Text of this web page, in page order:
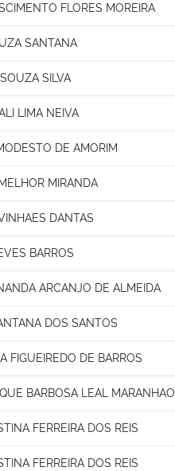
FLORES MOREIRA
SANTANA
SILVA
LIMA NEIVA
DE AMORIM
MIRANDA
DANTAS
BARROS
ARCANJO DE ALMEIDA
DOS SANTOS
FIGUEIREDO DE BARROS
BARBOSA LEAL MARANHAO
FERREIRA DOS REIS
FERREIRA DOS REIS